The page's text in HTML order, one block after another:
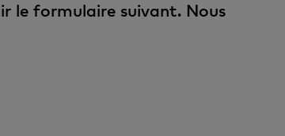
le formulaire suivant. Nous